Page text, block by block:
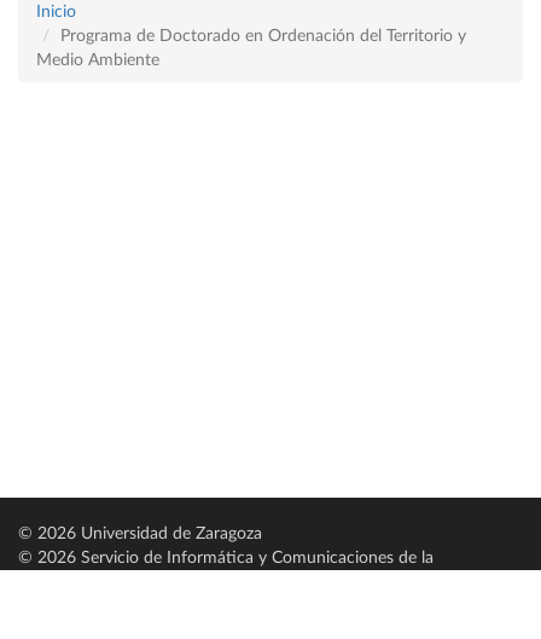
Inicio
Programa de Doctorado en Ordenación del Territorio y
Medio Ambiente
© 2026 Universidad de Zaragoza
© 2026 Servicio de Informática y Comunicaciones de la